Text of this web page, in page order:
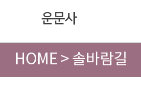
운문사
HOME > 솔바람길